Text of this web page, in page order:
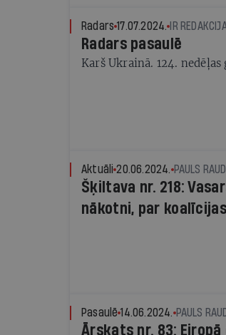
Radars 17.07.2024. IR
Radars pasaulē
Karš Ukrainā. 124.
Aktuāli 20.06.2024. PAULS
Šķiltava nr. 218:
nākotni, par
Pasaulē 14.06.2024. PAULS
Ārskats nr. 83: